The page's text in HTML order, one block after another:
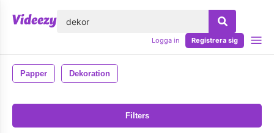
Logga in Registrera sig
Papper Dekoration
Filters